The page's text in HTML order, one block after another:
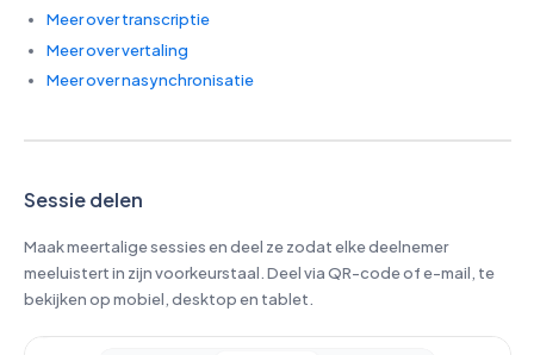
Meer over transcriptie
Meer over vertaling
Meer over nasynchronisatie
Sessie delen
Maak meertalige sessies en deel ze zodat elke deelnemer
meeluistert in zijn voorkeurstaal. Deel via QR-code of e-mail, te
bekijken op mobiel, desktop en tablet.